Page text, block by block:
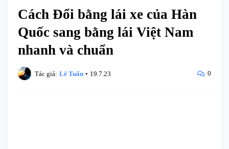
Cách Đổi bằng lái xe của Hàn
Quốc sang bằng lái Việt Nam
nhanh và chuẩn
Tác giả: Lê Tuấn • 19.7.23 0